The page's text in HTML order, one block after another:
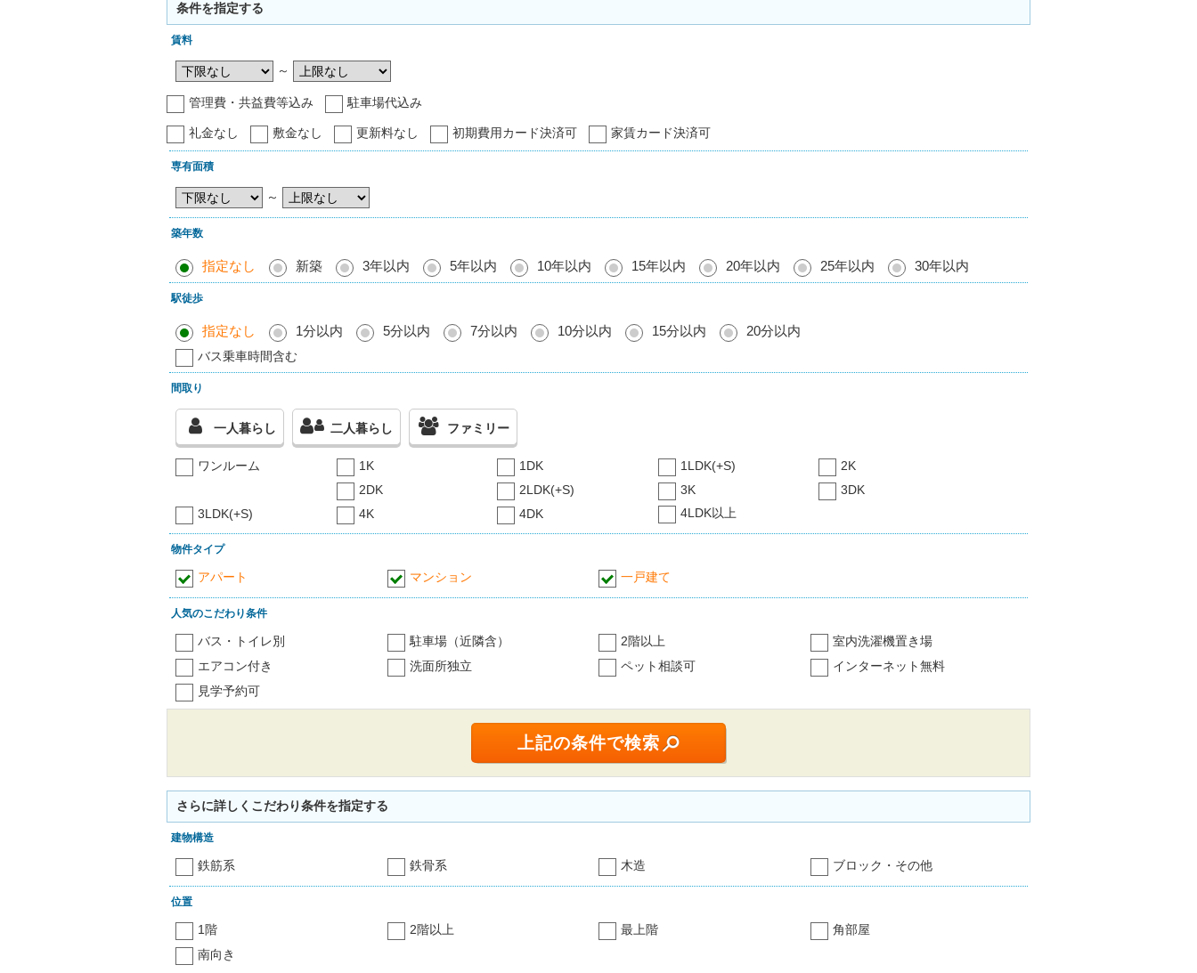
条件を指定する
賃料
～
管理費・共益費等込み 駐車場代込み
礼金なし 敷金なし 更新料なし 初期費用カード決済可 家賃カード決済可
専有面積
～
築年数
指定なし 新築 3年以内 5年以内 10年以内 15年以内 20年以内 25年以内 30年以内
駅徒歩
指定なし 1分以内 5分以内 7分以内 10分以内 15分以内 20分以内
バス乗車時間含む
間取り
一人暮らし 二人暮らし ファミリー
ワンルーム 1K 1DK 1LDK(+S)
2K
2DK
2LDK(+S) 3K
3DK
3LDK(+S)
4K 4DK 4LDK以上
物件タイプ
アパート マンション 一戸建て
人気のこだわり条件
バス・トイレ別 駐車場（近隣含） 2階以上
室内洗濯機置き場
エアコン付き
洗面所独立 ペット相談可
インターネット無料
見学予約可
さらに詳しくこだわり条件を指定する
建物構造
鉄筋系 鉄骨系 木造 ブロック・その他
位置
1階 2階以上 最上階
角部屋
南向き